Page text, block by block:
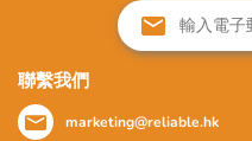
聯繫我們
marketing@reliable.hk